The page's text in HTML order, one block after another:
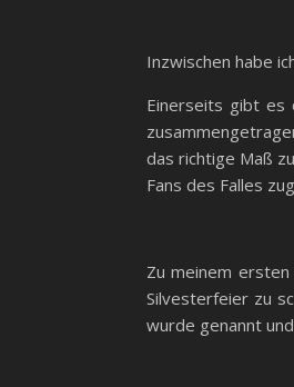
Inzwischen habe
Einerseits gibt es
das richtige Maß
Fans des Falles
Zu meinem
Silvesterfeier zu
wurde genannt